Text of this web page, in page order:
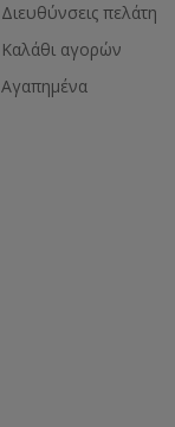
Διευθύνσεις πελάτη
Καλάθι αγορών
Αγαπημένα